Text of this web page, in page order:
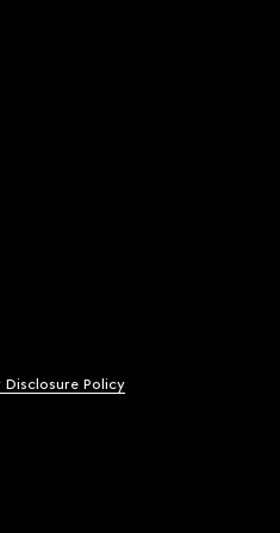
Policy